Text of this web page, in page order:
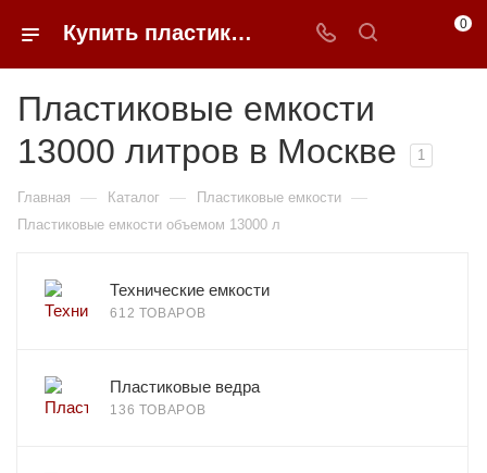
Купить пластиковые емкости 13000 литров в Москве 0
Пластиковые емкости
13000 литров в Москве
1
Главная — Каталог — Пластиковые емкости —
Пластиковые емкости объемом 13000 л
Технические емкости
612 ТОВАРОВ
Пластиковые ведра
136 ТОВАРОВ